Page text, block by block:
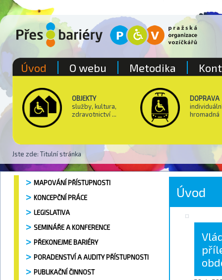
OBJEKTY
služby, kultura,
zdravotnictví ...
DOPRAVA
hromadná
Jste zde: Titulní stránka
Úvod O webu Metodika
MAPOVÁNÍ PŘÍSTUPNOSTI
KONCEPČNÍ PRÁCE
LEGISLATIVA
SEMINÁŘE A KONFERENCE
PŘEKONEJME BARIÉRY
PORADENSTVÍ A AUDITY PŘÍSTUPNOSTI
PUBLIKAČNÍ ČINNOST
Úvod